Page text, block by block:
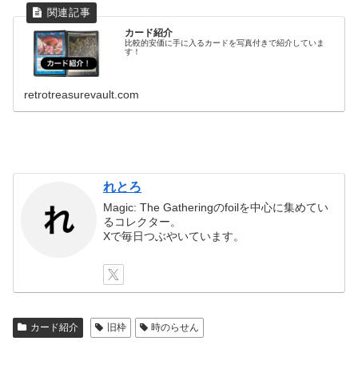
カード紹介
比較的安価に手に入るカードを写真付きで紹介していま
す！
retrotreasurevault.com
れとろ
Magic: The Gatheringのfoilを中心に集めてい
るコレクター。
Xで毎日つぶやいています。
カード紹介 旧枠 時のらせん